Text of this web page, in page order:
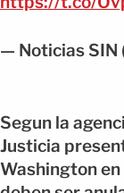
— Noticias SIN
Segun la
Justicia
Washington